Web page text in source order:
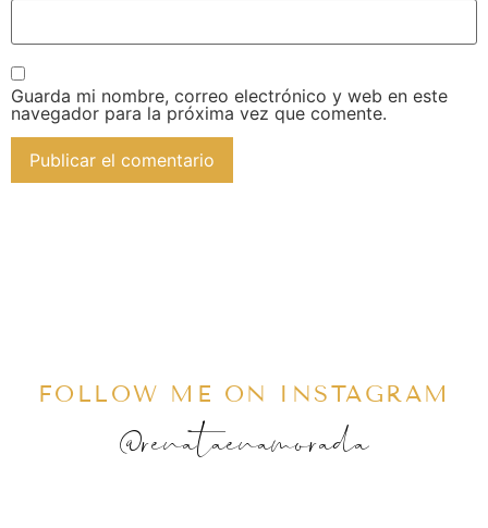
Guarda mi nombre, correo electrónico y web en este
navegador para la próxima vez que comente.
FOLLOW ME ON INSTAGRAM
@renataenamorada